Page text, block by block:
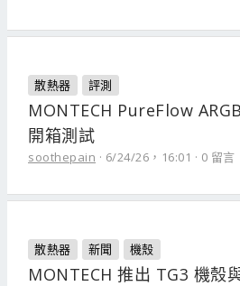
散熱器 評測
MONTECH PureFlow
開箱測試
soothepain 6/24/26，16:01 0 留言
散熱器 新聞 機殼
MONTECH 推出 TG3 機殼